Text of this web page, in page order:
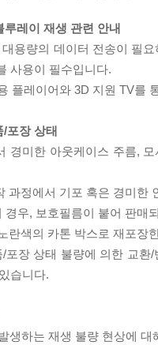
레이 재생 관련 안내
용량의 데이터 전송이 필
사용이 필수입니다.
플레이어와 3D 지원 TV를
포장 상태
경미한 아웃케이스 주름,
과정에서 기포 혹은 경미한
경우, 보호필름이 붙어 판매
란색의 카톤 박스로 재포장
포장 상태 불량에 의한 교
습니다.
생하는 재생 불량 현상에